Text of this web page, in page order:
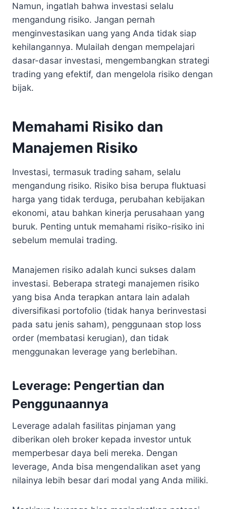
Namun, ingatlah bahwa investasi selalu
mengandung risiko. Jangan pernah
menginvestasikan uang yang Anda tidak siap
kehilangannya. Mulailah dengan mempelajari
dasar-dasar investasi, mengembangkan strategi
trading yang efektif, dan mengelola risiko dengan
bijak.
Memahami Risiko dan
Manajemen Risiko
Investasi, termasuk trading saham, selalu
mengandung risiko. Risiko bisa berupa fluktuasi
harga yang tidak terduga, perubahan kebijakan
ekonomi, atau bahkan kinerja perusahaan yang
buruk. Penting untuk memahami risiko-risiko ini
sebelum memulai trading.
Manajemen risiko adalah kunci sukses dalam
investasi. Beberapa strategi manajemen risiko
yang bisa Anda terapkan antara lain adalah
diversifikasi portofolio (tidak hanya berinvestasi
pada satu jenis saham), penggunaan stop loss
order (membatasi kerugian), dan tidak
menggunakan leverage yang berlebihan.
Leverage: Pengertian dan
Penggunaannya
Leverage adalah fasilitas pinjaman yang
diberikan oleh broker kepada investor untuk
memperbesar daya beli mereka. Dengan
leverage, Anda bisa mengendalikan aset yang
nilainya lebih besar dari modal yang Anda miliki.